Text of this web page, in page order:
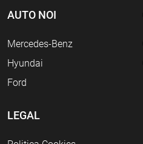
AUTO NOI
Mercedes-Benz
Hyundai
Ford
LEGAL